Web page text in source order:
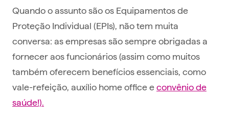
Quando o assunto são os Equipamentos de
Proteção Individual (EPIs), não tem muita
conversa: as empresas são sempre obrigadas a
fornecer aos funcionários (assim como muitos
também oferecem benefícios essenciais, como
vale-refeição, auxílio home office econvênio de
saúde!).